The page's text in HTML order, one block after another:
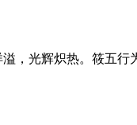
，光辉炽热。筱五行